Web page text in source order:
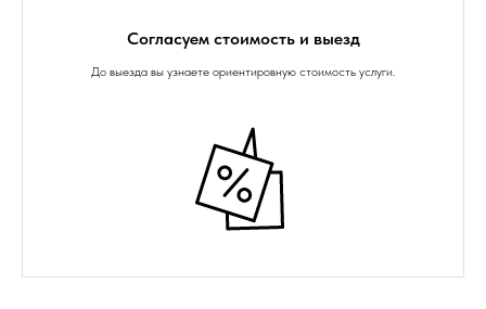
Согласуем стоимость и выезд
До выезда вы узнаете ориентировную стоимость услуги.